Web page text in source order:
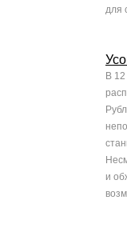
для
В
и